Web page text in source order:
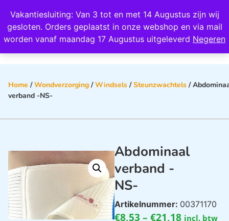
Vakantiesluiting: Van 3 tot en met 14 Augustus zijn wij
gesloten. Orders geplaatst in onze webshop en via mail
worden vanaf maandag 17 Augustus uitgeleverd Negeren
Wij scoren een 4,8 op Google
Home /Wondverzorging /Windsels /Steunzwachtels /
verband -NS-
Abdominaal
verband -
NS-
Artikelnummer: 00371170
€8,53 – €21,18 incl. btw